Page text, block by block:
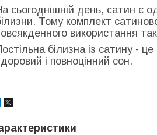
сьогоднішній день, сатин є
Тому комплект
використання
білизна із сатину -
і повноцінний сон.